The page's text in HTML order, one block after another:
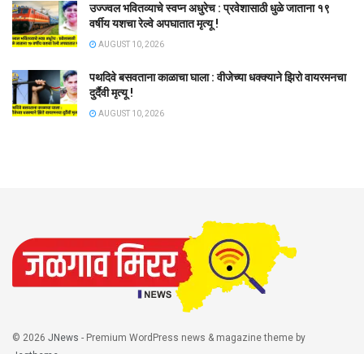
उज्ज्वल भवितव्याचे स्वप्न अधुरेच : प्रवेशासाठी धुळे जाताना १९
वर्षीय यशचा रेल्वे अपघातात मृत्यू !
AUGUST 10, 2026
पथदिवे बसवताना काळाचा घाला : वीजेच्या धक्क्याने झिरो वायरमनचा
दुर्दैवी मृत्यू !
AUGUST 10, 2026
© 2026 JNews - Premium WordPress news & magazine theme by